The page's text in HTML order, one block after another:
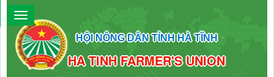
HỘI NÔNG DÂN TỈNH HÀ TĨNH
HA TINH FARMER'S UNION